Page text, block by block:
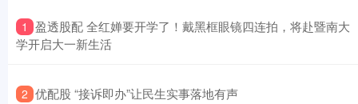
1 ​盈透股配 全红婵要开学了！戴黑框眼镜四连拍，将赴暨南大
学开启大一新生活
2 ​优配股 “接诉即办”让民生实事落地有声